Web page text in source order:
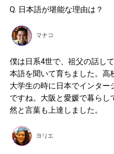
Q. 日本語が堪能な理由は？
僕は日系4世で、祖父の話し
本語を聞いて育ちました。高
大学生の時に日本でインター
ですね。大阪と愛媛で暮らし
然と言葉も上達しました。